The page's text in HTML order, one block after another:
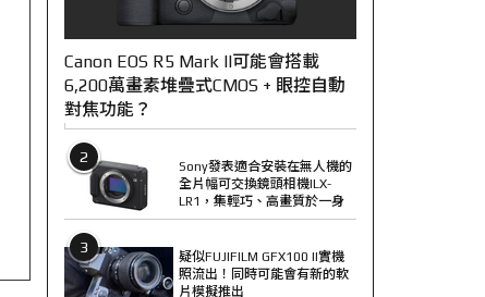
Canon EOS R5 Mark II可能會搭載
6,200萬畫素堆疊式CMOS + 眼控自動
對焦功能？
2
Sony發表適合安裝在無人機的
全片幅可交換鏡頭相機ILX-
LR1，集輕巧、高畫質於一身
3
疑似FUJIFILM GFX100 II實機
照流出！同時可能會有新的軟
片模擬推出